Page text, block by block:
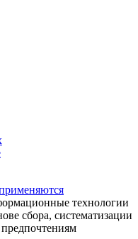
технологии
сбора, систематизации